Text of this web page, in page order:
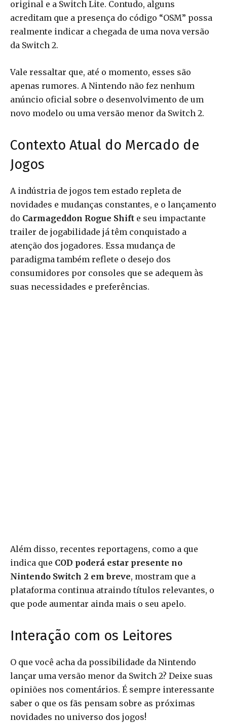
original e a Switch Lite. Contudo, alguns
acreditam que a presença do código “OSM” possa
realmente indicar a chegada de uma nova versão
da Switch 2.
Vale ressaltar que, até o momento, esses são
apenas rumores. A Nintendo não fez nenhum
anúncio oficial sobre o desenvolvimento de um
novo modelo ou uma versão menor da Switch 2.
Contexto Atual do Mercado de
Jogos
A indústria de jogos tem estado repleta de
novidades e mudanças constantes, e o lançamento
do Carmageddon Rogue Shift e seu impactante
trailer de jogabilidade já têm conquistado a
atenção dos jogadores. Essa mudança de
paradigma também reflete o desejo dos
consumidores por consoles que se adequem às
suas necessidades e preferências.
Além disso, recentes reportagens, como a que
indica que COD poderá estar presente no
Nintendo Switch 2 em breve, mostram que a
plataforma continua atraindo títulos relevantes, o
que pode aumentar ainda mais o seu apelo.
Interação com os Leitores
O que você acha da possibilidade da Nintendo
lançar uma versão menor da Switch 2? Deixe suas
opiniões nos comentários. É sempre interessante
saber o que os fãs pensam sobre as próximas
novidades no universo dos jogos!